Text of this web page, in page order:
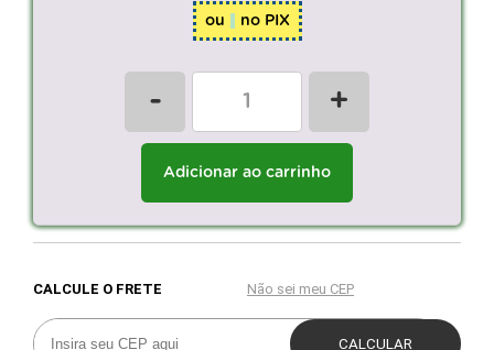
ou no PIX
- +
Adicionar ao carrinho